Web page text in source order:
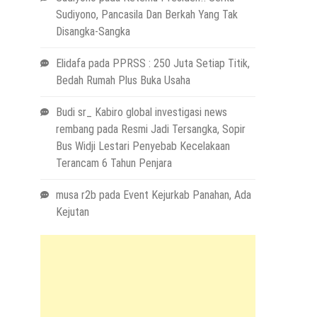
Sudiyono, Pancasila Dan Berkah Yang Tak
Disangka-Sangka
Elidafa pada PPRSS : 250 Juta Setiap Titik,
Bedah Rumah Plus Buka Usaha
Budi sr_ Kabiro global investigasi news
rembang pada Resmi Jadi Tersangka, Sopir
Bus Widji Lestari Penyebab Kecelakaan
Terancam 6 Tahun Penjara
musa r2b pada Event Kejurkab Panahan, Ada
Kejutan